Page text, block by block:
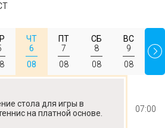
ЧТ
6
08
ПТ
7
08
СБ
8
08
ВС
9
08
стола для игры в
на платной основе.
07:00